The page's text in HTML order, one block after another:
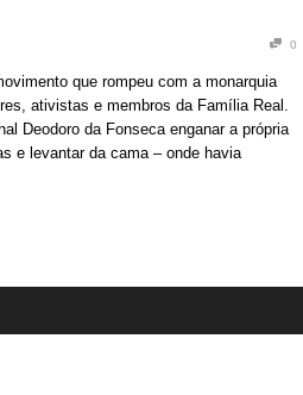
0
que rompeu com a monarquia
ativistas e membros da Família Real.
Deodoro da Fonseca enganar a própria
e levantar da cama – onde havia